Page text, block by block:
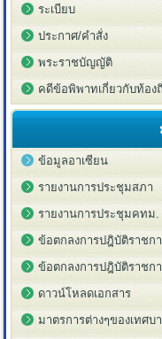
ระเบียบ
ประกาศ/คำสั่ง
พระราชบัญญัติ
คดีข้อพิพาทเกี่ยวกับท้อง
ข้อมูลอาเซียน
รายงานการประชุมสภา
รายงานการประชุมคทม.
ข้อตกลงการปฎิบัติราชก
ข้อตกลงการปฎิบัติราชก
ดาวน์โหลดเอกสาร
มาตรการต่างๆของเทศบ